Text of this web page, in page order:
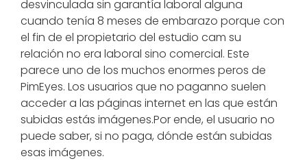
desvinculada sin garantía laboral alguna
cuando tenía 8 meses de embarazo porque con
el fin de el propietario del estudio cam su
relación no era laboral sino comercial. Este
parece uno de los muchos enormes peros de
PimEyes. Los usuarios que no paganno suelen
acceder a las páginas internet en las que están
subidas estás imágenes.Por ende, el usuario no
puede saber, si no paga, dónde están subidas
esas imágenes.